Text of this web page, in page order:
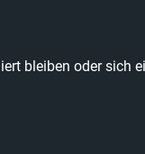
bleiben oder sich